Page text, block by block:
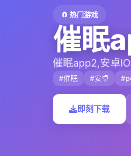
🧲 热门游戏
催眠
催眠app2,安卓
#催眠 #安卓
即刻下载